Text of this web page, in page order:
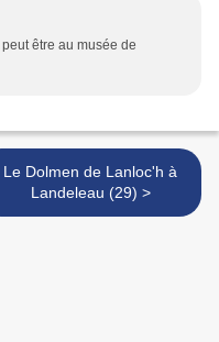
être au musée de
Le Dolmen de Lanloc'h à
Landeleau (29) >